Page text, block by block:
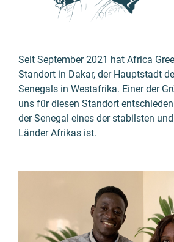
Seit September 2021 hat Africa
Standort in Dakar, der Hauptstadt
Senegals in Westafrika. Einer der
uns für diesen Standort
der Senegal eines der stabilsten
Länder Afrikas ist.